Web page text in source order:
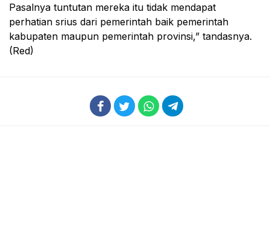
Pasalnya tuntutan mereka itu tidak mendapat
perhatian srius dari pemerintah baik pemerintah
kabupaten maupun pemerintah provinsi,” tandasnya.
(Red)